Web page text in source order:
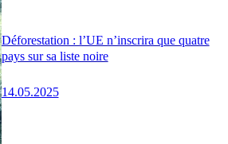
Déforestation : l’UE n’inscrira que quatre
pays sur sa liste noire
14.05.2025